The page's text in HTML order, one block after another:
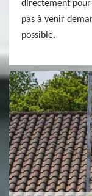
directement pour
pas à venir
possible.